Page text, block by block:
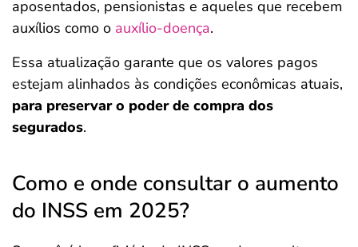
aposentados, pensionistas e aqueles que recebem
auxílios como o auxílio-doença.
Essa atualização garante que os valores pagos
estejam alinhados às condições econômicas atuais,
para preservar o poder de compra dos
segurados.
Como e onde consultar o aumento
do INSS em 2025?